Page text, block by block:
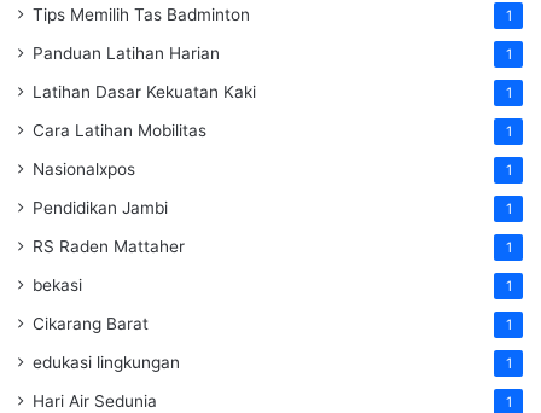
Tips Memilih Tas Badminton 1
Panduan Latihan Harian 1
Latihan Dasar Kekuatan Kaki 1
Cara Latihan Mobilitas 1
Nasionalxpos 1
Pendidikan Jambi 1
RS Raden Mattaher 1
bekasi 1
Cikarang Barat 1
edukasi lingkungan 1
Hari Air Sedunia 1